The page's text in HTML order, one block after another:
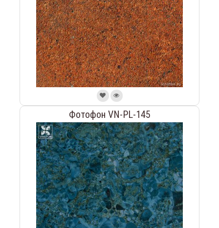
Фотофон VN-PL-145